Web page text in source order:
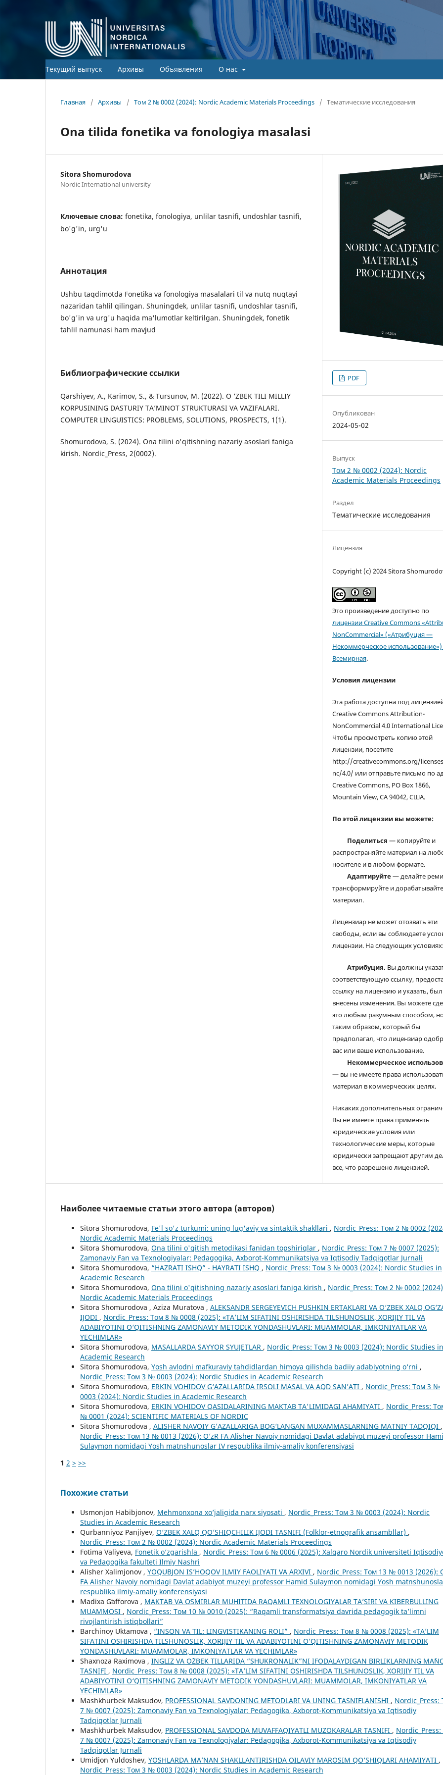
Текущий выпуск Архивы Объявления О нас
Главная / Архивы / Том 2 № 0002 (2024): Nordic Academic Materials Proceedings / Тематические исследования
Ona tilida fonetika va fonologiya masalasi
Sitora Shomurodova
Nordic International university
Ключевые слова: fonetika, fonologiya, unlilar tasnifi, undoshlar tasnifi,
bo'g'in, urg'u
Аннотация
Ushbu taqdimotda Fonetika va fonologiya masalalari til va nutq nuqtayi
nazaridan tahlil qilingan. Shuningdek, unlilar tasnifi, undoshlar tasnifi,
bo'g'in va urg'u haqida ma'lumotlar keltirilgan. Shuningdek, fonetik
tahlil namunasi ham mavjud
Библиографические ссылки
Qarshiyev, A., Karimov, S., & Tursunov, M. (2022). O ‘ZBEK TILI MILLIY
KORPUSINING DASTURIY TA’MINOT STRUKTURASI VA VAZIFALARI.
COMPUTER LINGUISTICS: PROBLEMS, SOLUTIONS, PROSPECTS, 1(1).
Shomurodova, S. (2024). Ona tilini o'qitishning nazariy asoslari faniga
kirish. Nordic_Press, 2(0002).
PDF
Опубликован
2024-05-02
Выпуск
Том 2 № 0002 (2024): Nordic
Academic Materials Proceedings
Раздел
Тематические исследования
Лицензия
Copyright (c) 2024 Sitora
Это произведение доступно по
лицензии Creative Commons
NonCommercial» («Атрибуция —
Некоммерческое использование»)
Всемирная.
Условия лицензии
Эта работа доступна под
Creative Commons Attribution-
NonCommercial 4.0 International
Чтобы просмотреть копию этой
лицензии, посетите
http://creativecommons.org/
nc/4.0/ или отправьте письмо по
Creative Commons, PO Box 1866,
Mountain View, CA 94042, США.
По этой лицензии вы можете:
Поделиться — копируйте и
распространяйте материал на
носителе и в любом формате.
Адаптируйте— делайте
трансформируйте и дорабатывайте
материал.
Лицензиар не может отозвать эти
свободы, если вы соблюдаете
лицензии. На следующих условиях:
Атрибуция. Вы должны
соответствующую ссылку,
ссылку на лицензию и указать,
внесены изменения. Вы можете
это любым разумным способом,
таким образом, который бы
предполагал, что лицензиар
вас или ваше использование.
Некоммерческое
— вы не имеете права
материал в коммерческих целях.
Никаких дополнительных
Вы не имеете права применять
юридические условия или
технологические меры, которые
юридически запрещают другим
все, что разрешено лицензией.
Наиболее читаемые статьи этого автора (авторов)
Sitora Shomurodova, Fe'l so'z turkumi: uning lug'aviy va sintaktik shakllari , Nordic_Press: Том 2 № 0002
Nordic Academic Materials Proceedings
Sitora Shomurodova, Ona tilini o'qitish metodikasi fanidan topshiriqlar , Nordic_Press: Том 7 № 0007 (2025):
Zamonaviy Fan va Texnologiyalar: Pedagogika, Axborot-Kommunikatsiya va Iqtisodiy Tadqiqotlar Jurnali
Sitora Shomurodova, “HAZRATI ISHQ” - HAYRATI ISHQ , Nordic_Press: Том 3 № 0003 (2024): Nordic Studies in
Academic Research
Sitora Shomurodova, Ona tilini o'qitishning nazariy asoslari faniga kirish , Nordic_Press: Том 2 № 0002
Nordic Academic Materials Proceedings
Sitora Shomurodova , Aziza Muratova , ALEKSANDR SERGEYEVICH PUSHKIN ERTAKLARI VA O‘ZBEK XALQ
IJODI , Nordic_Press: Том 8 № 0008 (2025): «TA’LIM SIFATINI OSHIRISHDA TILSHUNOSLIK, XORIJIY TIL VA
ADABIYOTINI O‘QITISHNING ZAMONAVIY METODIK YONDASHUVLARI: MUAMMOLAR, IMKONIYATLAR VA
YECHIMLAR»
Sitora Shomurodova, MASALLARDA SAYYOR SYUJETLAR , Nordic_Press: Том 3 № 0003 (2024): Nordic Studies in
Academic Research
Sitora Shomurodova, Yosh avlodni mafkuraviy tahdidlardan himoya qilishda badiiy adabiyotning o‘rni ,
Nordic_Press: Том 3 № 0003 (2024): Nordic Studies in Academic Research
Sitora Shomurodova, ERKIN VOHIDOV G‘AZALLARIDA IRSOLI MASAL VA AQD SAN’ATI , Nordic_Press: Том 3 №
0003 (2024): Nordic Studies in Academic Research
Sitora Shomurodova, ERKIN VOHIDOV QASIDALARINING MAKTAB TA'LIMIDAGI AHAMIYATI , Nordic_Press:
№ 0001 (2024): SCIENTIFIC MATERIALS OF NORDIC
Sitora Shomurodova , ALISHER NAVOIY G’AZALLARIGA BOG‘LANGAN MUXAMMASLARNING MATNIY TADQIQI ,
Nordic_Press: Том 13 № 0013 (2026): O‘zR FA Alisher Navoiy nomidagi Davlat adabiyot muzeyi professor
Sulaymon nomidagi Yosh matnshunoslar IV respublika ilmiy-amaliy konferensiyasi
1 2 > >>
Похожие статьи
Usmonjon Habibjonov, Mehmonxona xo’jaligida narx siyosati , Nordic_Press: Том 3 № 0003 (2024): Nordic
Studies in Academic Research
Qurbanniyoz Panjiyev, O‘ZBEK XALQ QO‘SHIQCHILIK IJODI TASNIFI (Folklor-etnografik ansambllar) ,
Nordic_Press: Том 2 № 0002 (2024): Nordic Academic Materials Proceedings
Fotima Valiyeva, Fonetik o‘zgarishla , Nordic_Press: Том 6 № 0006 (2025): Xalqaro Nordik universiteti
va Pedagogika fakulteti Ilmiy Nashri
Alisher Xalimjonov , YOQUBJON IS’HOQOV ILMIY FAOLIYATI VA ARXIVI , Nordic_Press: Том 13 № 0013 (2026):
FA Alisher Navoiy nomidagi Davlat adabiyot muzeyi professor Hamid Sulaymon nomidagi Yosh
respublika ilmiy-amaliy konferensiyasi
Madiхa Gʻaffоrova , MAKTAB VA OʻSMIRLAR MUHITIDA RAQAMLI TEXNOLOGIYALAR TAʼSIRI VA KIBERBULLING
MUAMMOSI , Nordic_Press: Том 10 № 0010 (2025): “Raqamli transformatsiya davrida pedagogik ta’limni
rivojlantirish istiqbollari”
Barchinoy Uktamova , “INSON VA TIL: LINGVISTIKANING ROLI” , Nordic_Press: Том 8 № 0008 (2025): «TA’LIM
SIFATINI OSHIRISHDA TILSHUNOSLIK, XORIJIY TIL VA ADABIYOTINI O‘QITISHNING ZAMONAVIY METODIK
YONDASHUVLARI: MUAMMOLAR, IMKONIYATLAR VA YECHIMLAR»
Shaxnoza Raximova , INGLIZ VA O`ZBEK TILLARIDA “SHUKRONALIK”NI IFODALAYDIGAN BIRLIKLARNING
TASNIFI , Nordic_Press: Том 8 № 0008 (2025): «TA’LIM SIFATINI OSHIRISHDA TILSHUNOSLIK, XORIJIY TIL VA
ADABIYOTINI O‘QITISHNING ZAMONAVIY METODIK YONDASHUVLARI: MUAMMOLAR, IMKONIYATLAR VA
YECHIMLAR»
Mashkhurbek Maksudov, PROFESSIONAL SAVDONING METODLARI VA UNING TASNIFLANISHI , Nordic_Press:
7 № 0007 (2025): Zamonaviy Fan va Texnologiyalar: Pedagogika, Axborot-Kommunikatsiya va Iqtisodiy
Tadqiqotlar Jurnali
Mashkhurbek Maksudov, PROFESSIONAL SAVDODA MUVAFFAQIYATLI MUZOKARALAR TASNIFI ,
7 № 0007 (2025): Zamonaviy Fan va Texnologiyalar: Pedagogika, Axborot-Kommunikatsiya va Iqtisodiy
Tadqiqotlar Jurnali
Umidjon Yuldoshev, YOSHLARDA MA’NAN SHAKLLANTIRISHDA OILAVIY MAROSIM QO‘SHIQLARI AHAMIYATI ,
Nordic_Press: Том 3 № 0003 (2024): Nordic Studies in Academic Research